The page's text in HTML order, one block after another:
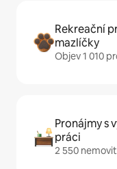
Rekreační
mazlíčky
Objev 1 010
Pronájmy s
práci
2 550